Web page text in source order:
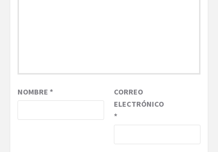
NOMBRE *
CORREO
ELECTRÓNICO
*